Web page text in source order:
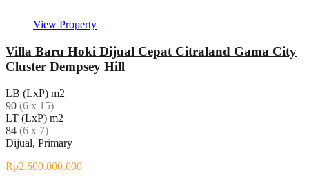
View Property
Villa Baru Hoki Dijual Cepat Citraland Gama City
Cluster Dempsey Hill
LB (LxP) m2
90 (6 x 15)
LT (LxP) m2
84 (6 x 7)
Dijual, Primary
Rp2.600.000.000